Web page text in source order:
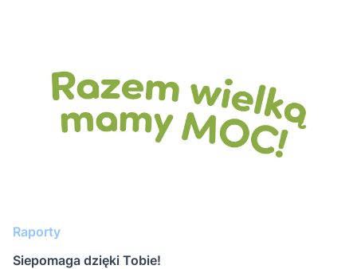
Raporty
Siepomaga dzięki Tobie!